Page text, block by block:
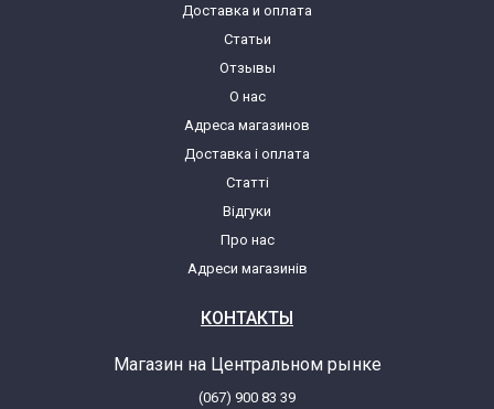
Доставка и оплата
Статьи
Отзывы
О нас
Адреса магазинов
Доставка і оплата
Статті
Відгуки
Про нас
Адреси магазинів
КОНТАКТЫ
Магазин на Центральном рынке
(067) 900 83 39